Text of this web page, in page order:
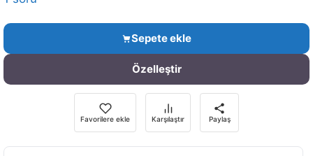
Sepete ekle
Özelleştir
Favorilere ekle Karşılaştır Paylaş